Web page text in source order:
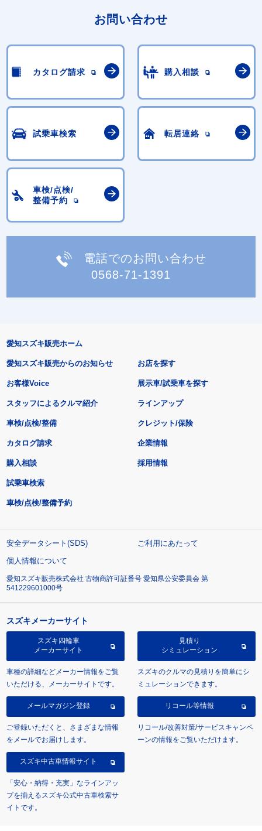
お問い合わせ
カタログ請求 購入相談
試乗車検索 転居連絡
車検/点検/
整備予約
電話でのお問い合わせ
0568-71-1391
愛知スズキ販売ホーム
愛知スズキ販売からのお知らせ
お客様Voice
スタッフによるクルマ紹介
お店を探す
展示車/試乗車を探す
ラインアップ
車検/点検/整備 クレジット/保険
カタログ請求
購入相談
試乗車検索
車検/点検/整備予約
企業情報
採用情報
安全データシート(SDS)
ご利用にあたって
個人情報について
愛知スズキ販売株式会社 古物商許可証番号 愛知県公安委員会 第
541229601000号
スズキメーカーサイト
スズキ四輪車
メーカーサイト
車種の詳細などメーカー情報をご覧
いただける、メーカーサイトです。
見積り
シミュレーション
スズキのクルマの見積りを簡単にシ
ミュレーションできます。
メールマガジン登録
ご登録いただくと、さまざまな情報
をメールでお届けします。
リコール等情報
リコール/改善対策/サービスキャンペ
ーンの情報をご覧いただけます。
スズキ中古車情報サイト
「安心・納得・充実」なラインアッ
プを揃えるスズキ公式中古車検索サ
イトです。